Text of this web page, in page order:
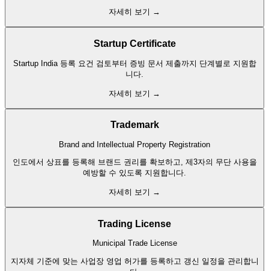
자세히 보기 →
Startup Certificate
Startup India 등록 요건 검토부터 증빙 문서 제출까지 단계별로 지원합
니다.
자세히 보기 →
Trademark
Brand and Intellectual Property Registration
인도에서 상표를 등록해 브랜드 권리를 확보하고, 제3자의 무단 사용을
예방할 수 있도록 지원합니다.
자세히 보기 →
Trading License
Municipal Trade License
지자체 기준에 맞는 사업장 영업 허가를 등록하고 갱신 일정을 관리합니